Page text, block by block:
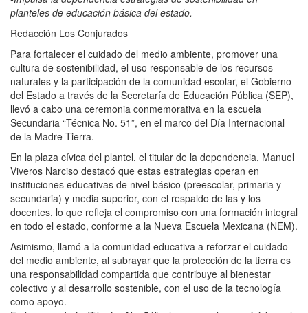
planteles de educación básica del estado.
Redacción Los Conjurados
Para fortalecer el cuidado del medio ambiente, promover una
cultura de sostenibilidad, el uso responsable de los recursos
naturales y la participación de la comunidad escolar, el Gobierno
del Estado a través de la Secretaría de Educación Pública (SEP),
llevó a cabo una ceremonia conmemorativa en la escuela
Secundaria “Técnica No. 51”, en el marco del Día Internacional
de la Madre Tierra.
En la plaza cívica del plantel, el titular de la dependencia, Manuel
Viveros Narciso destacó que estas estrategias operan en
instituciones educativas de nivel básico (preescolar, primaria y
secundaria) y media superior, con el respaldo de las y los
docentes, lo que refleja el compromiso con una formación integral
en todo el estado, conforme a la Nueva Escuela Mexicana (NEM).
Asimismo, llamó a la comunidad educativa a reforzar el cuidado
del medio ambiente, al subrayar que la protección de la tierra es
una responsabilidad compartida que contribuye al bienestar
colectivo y al desarrollo sostenible, con el uso de la tecnología
como apoyo.